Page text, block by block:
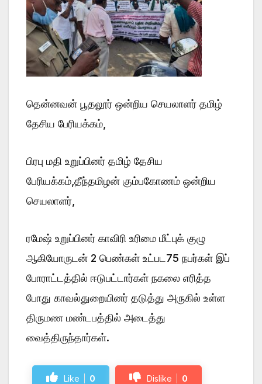
தென்னவன் பூதலூர் ஒன்றிய செயலாளர் தமிழ்
தேசிய பேரியக்கம்,
பிரபு மதி உறுப்பினர் தமிழ் தேசிய
பேரியக்கம்,தீந்தமிழன் கும்பகோணம் ஒன்றிய
செயலாளர்,
ரமேஷ் உறுப்பினர் காவிரி உரிமை மீட்புக் குழு
ஆகியோருடன் 2 பெண்கள் உட்பட75 நபர்கள் இப்
போராட்டத்தில் ஈடுபட்டார்கள் நகலை எரித்த
போது காவல்துறையினர் தடுத்து அருகில் உள்ள
திருமண மண்டபத்தில் அடைத்து
வைத்திருந்தார்கள்.
Like 0 Dislike 0